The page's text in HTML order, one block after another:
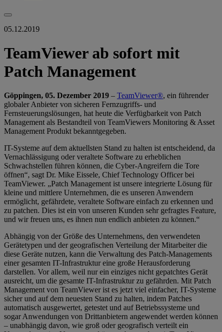
05.12.2019
TeamViewer ab sofort mit
Patch Management
Göppingen, 05. Dezember 2019 – TeamViewer®, ein führender
globaler Anbieter von sicheren Fernzugriffs- und
Fernsteuerungslösungen, hat heute die Verfügbarkeit von Patch
Management als Bestandteil von TeamViewers Monitoring & Asset
Management Produkt bekanntgegeben.
IT-Systeme auf dem aktuellsten Stand zu halten ist entscheidend, da
Vernachlässigung oder veraltete Software zu erheblichen
Schwachstellen führen können, die Cyber-Angreifern die Tore
öffnen“, sagt Dr. Mike Eissele, Chief Technology Officer bei
TeamViewer. „Patch Management ist unsere integrierte Lösung für
kleine und mittlere Unternehmen, die es unseren Anwendern
ermöglicht, gefährdete, veraltete Software einfach zu erkennen und
zu patchen. Dies ist ein von unseren Kunden sehr gefragtes Feature,
und wir freuen uns, es ihnen nun endlich anbieten zu können.“
Abhängig von der Größe des Unternehmens, den verwendeten
Gerätetypen und der geografischen Verteilung der Mitarbeiter die
diese Geräte nutzen, kann die Verwaltung des Patch-Managements
einer gesamten IT-Infrastruktur eine große Herausforderung
darstellen. Vor allem, weil nur ein einziges nicht gepatchtes Gerät
ausreicht, um die gesamte IT-Infrastruktur zu gefährden. Mit Patch
Management von TeamViewer ist es jetzt viel einfacher, IT-Systeme
sicher und auf dem neuesten Stand zu halten, indem Patches
automatisch ausgewertet, getestet und auf Betriebssysteme und
sogar Anwendungen von Drittanbietern angewendet werden können
– unabhängig davon, wie groß oder geografisch verteilt ein